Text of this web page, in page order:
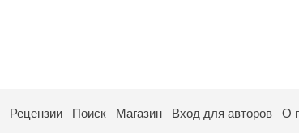
Рецензии Поиск Магазин Вход для авторов О